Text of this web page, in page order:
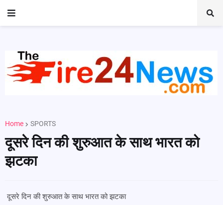
Home SPORTS
दूसरे दिन की शुरुआत के साथ भारत को
झटका
दूसरे दिन की शुरुआत के साथ भारत को झटका